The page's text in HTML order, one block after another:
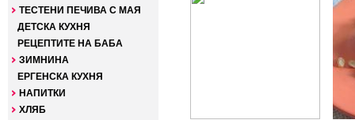
ТЕСТЕНИ ПЕЧИВА С МАЯ
ДЕТСКА КУХНЯ
РЕЦЕПТИТЕ НА БАБА
ЗИМНИНА
ЕРГЕНСКА КУХНЯ
НАПИТКИ
ХЛЯБ